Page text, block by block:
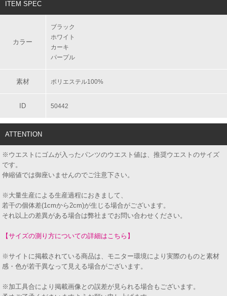
ITEM SPEC
カラー
ブラック
ホワイト
カーキ
パープル
素材 ポリエステル100%
ID 50442
ATTENTION
※ウエストにゴムが入ったパンツのウエスト値は、推奨ウエストのサイズ
です。
伸縮値では御座いませんのでご注意下さい。
※大量生産による生産過程におきまして、
若干の個体差(1cmから2cm)が生じる場合がございます。
それ以上の差異がある場合は弊社までお問い合わせください。
【サイズの測り方についての詳細はこちら】
※サイトに掲載されている商品は、モニター環境により実際のものと素材
感・色が若干異なって見える場合がございます。
※加工具合により掲載画像との誤差が見られる場合もございます。